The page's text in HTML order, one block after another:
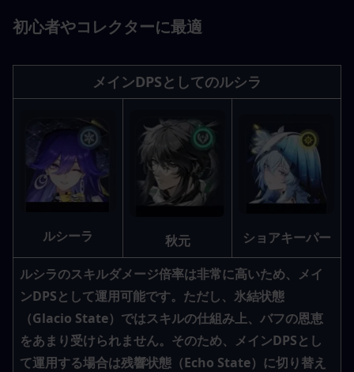
初心者やコレクターに最適
メインDPSとしてのルシラ
ルシーラ 秋元 ショアキーパー
ルシラのスキルダメージ倍率は非常に高いため、メイ
ンDPSとして運用可能です。ただし、氷結状態
（Glacio State）ではスキルの仕組み上、バフの恩恵
をあまり受けられません。そのため、メインDPSとし
て運用する場合は残響状態（Echo State）に切り替え